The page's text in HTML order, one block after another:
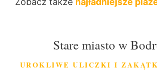
Stare miasto w
UROKLIWE ULICZKI I